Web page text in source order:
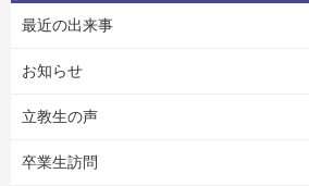
最近の出来事
お知らせ
立教生の声
卒業生訪問